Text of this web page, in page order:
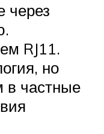
через
RJ11.
но
в частные